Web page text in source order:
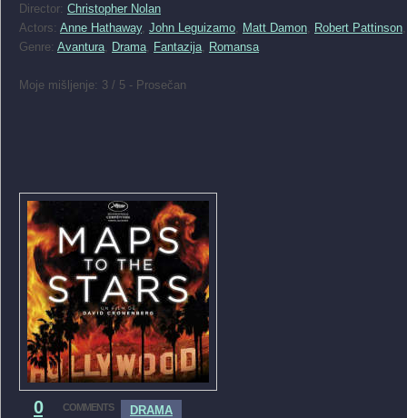
Director: Christopher Nolan
Actors: Anne Hathaway, John Leguizamo Matt Damon Robert Pattinson
Genre: Avantura Drama Fantazija Romansa
Moje mišljenje: 3 / 5 - Prosečan
0 COMMENTS DRAMA